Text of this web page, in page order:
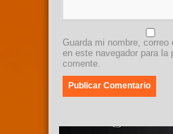
Guarda mi nombre, correo
en este navegador para la
comente.